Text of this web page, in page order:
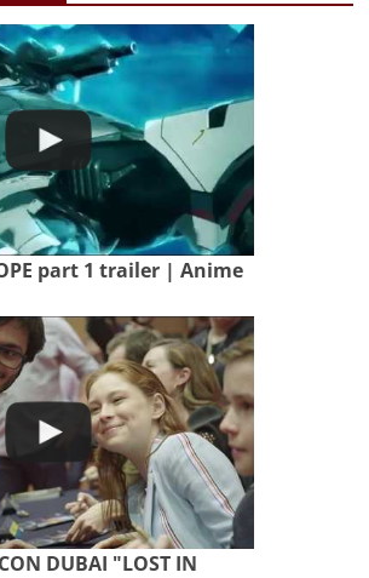
part 1 trailer | Anime
DUBAI "LOST IN